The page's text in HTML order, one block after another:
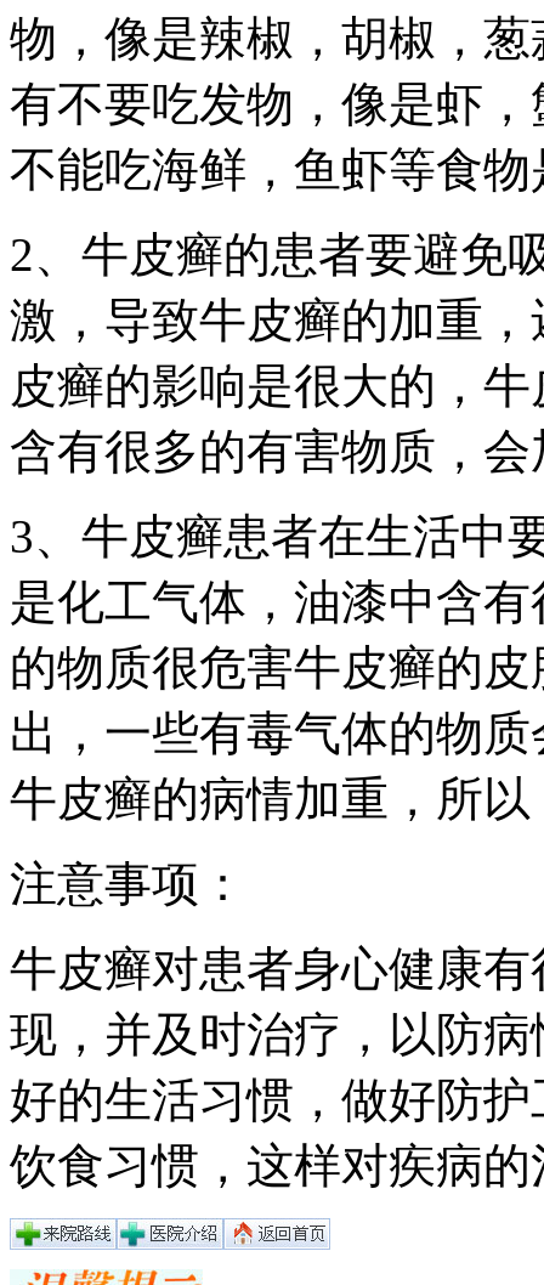
物，像是辣椒，胡椒，
有不要吃发物，像是虾
不能吃海鲜，鱼虾等食
2、牛皮癣的患者要避免
激，导致牛皮癣的加重
皮癣的影响是很大的，
含有很多的有害物质，
3、牛皮癣患者在生活中
是化工气体，油漆中含
的物质很危害牛皮癣的
出，一些有毒气体的物
牛皮癣的病情加重，所
注意事项：
牛皮癣对患者身心健康
现，并及时治疗，以防
好的生活习惯，做好防
饮食习惯，这样对疾病